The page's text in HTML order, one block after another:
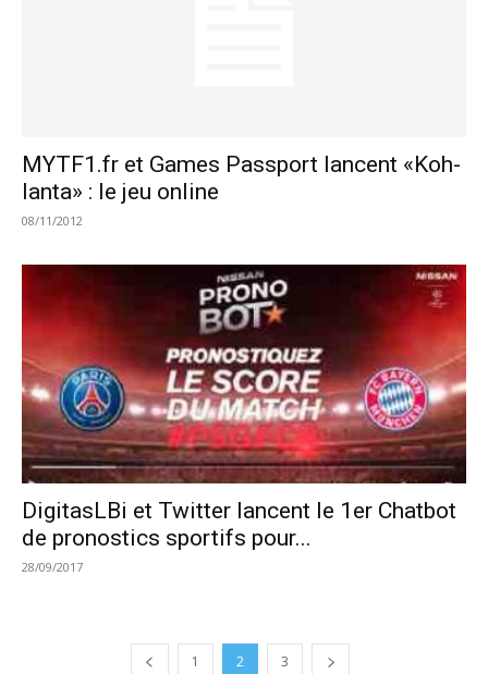
MYTF1.fr et Games Passport lancent «Koh-
lanta» : le jeu online
08/11/2012
DigitasLBi et Twitter lancent le 1er Chatbot
de pronostics sportifs pour...
28/09/2017
1 2 3